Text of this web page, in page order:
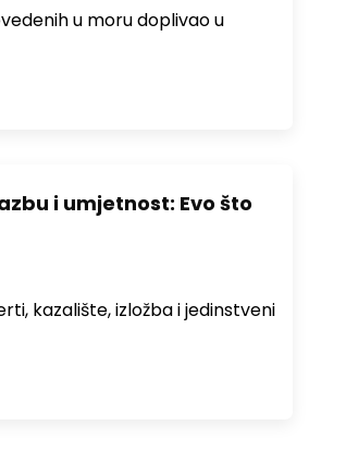
u moru doplivao u
i umjetnost: Evo što
kazalište, izložba i jedinstveni